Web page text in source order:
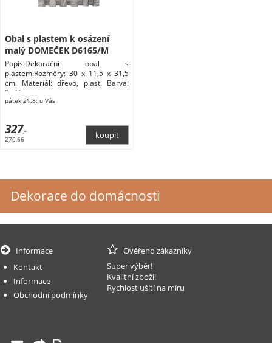
Obal s plastem k osázení
malý DOMEČEK D6165/M
Popis:Dekorační obal s
plastem.Rozměry: 30 x 11,5 x 31,5
cm. Materiál: dřevo, plast. Barva:
šedá.
pátek 21.8. u Vás
327,-
270,66
Dekorace do domácnosti
Informace
Kontakt
Informace
Obchodní podmínky
Ověřeno zákazníky
Super výběr!
Kvalitní zboží!
Rychlost ušití na míru